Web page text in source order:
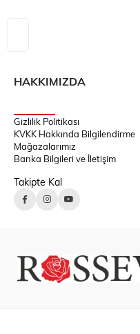
HAKKIMIZDA
Gizlilik Politikası
KVKK Hakkında Bilgilendirme
Mağazalarımız
Banka Bilgileri ve İletişim
Takipte Kal